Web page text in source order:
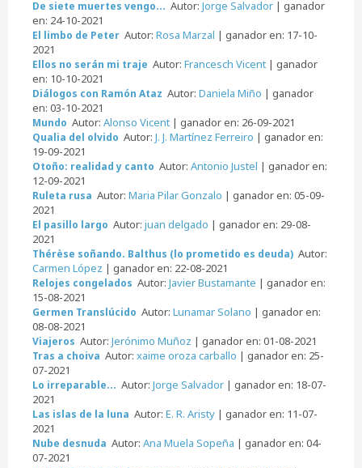
De siete muertes vengo... Autor: Jorge Salvador | ganador
en: 24-10-2021
El limbo de Peter Autor: Rosa Marzal | ganador en: 17-10-
2021
Ellos no serán mi traje Autor: Francesch Vicent | ganador
en: 10-10-2021
Diálogos con Ramón Ataz Autor: Daniela Miño | ganador
en: 03-10-2021
Mundo Autor: Alonso Vicent | ganador en: 26-09-2021
Qualia del olvido Autor: J. J. Martínez Ferreiro | ganador en:
19-09-2021
Otoño: realidad y canto Autor: Antonio Justel | ganador en:
12-09-2021
Ruleta rusa Autor: Maria Pilar Gonzalo | ganador en: 05-09-
2021
El pasillo largo Autor: juan delgado | ganador en: 29-08-
2021
Thérèse soñando. Balthus (lo prometido es deuda) Autor:
Carmen López | ganador en: 22-08-2021
Relojes congelados Autor: Javier Bustamante | ganador en:
15-08-2021
Germen Translúcido Autor: Lunamar Solano | ganador en:
08-08-2021
Viajeros Autor: Jerónimo Muñoz | ganador en: 01-08-2021
Tras a choiva Autor: xaime oroza carballo | ganador en: 25-
07-2021
Lo irreparable... Autor: Jorge Salvador | ganador en: 18-07-
2021
Las islas de la luna Autor: E. R. Aristy | ganador en: 11-07-
2021
Nube desnuda Autor: Ana Muela Sopeña | ganador en: 04-
07-2021